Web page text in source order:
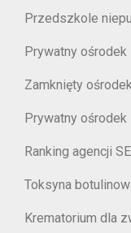
Przedszkole
Prywatny
Zamknięty
Prywatny
Ranking agencji
Toksyna
Krematorium dla